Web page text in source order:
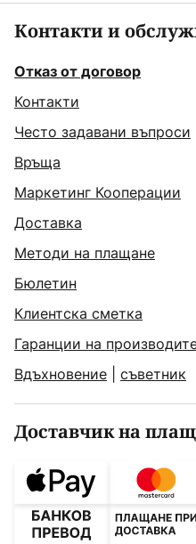
Контакти и
Отказ от договор
Контакти
Често задавани въпроси
Връща
Маркетинг Кооперации
Доставка
Методи на плащане
Бюлетин
Клиентска сметка
Гаранции на
Вдъхновение
съветник
Доставчик на